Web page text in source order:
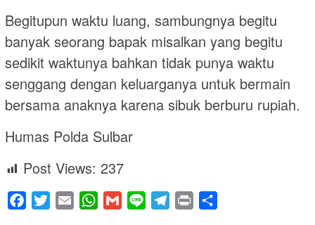
Begitupun waktu luang, sambungnya begitu
banyak seorang bapak misalkan yang begitu
sedikit waktunya bahkan tidak punya waktu
senggang dengan keluarganya untuk bermain
bersama anaknya karena sibuk berburu rupiah.
Humas Polda Sulbar
Post Views: 237
Facebook
Twitter Email WhatsApp
Gmail Line Telegram
Print